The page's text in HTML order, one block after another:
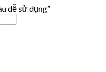
dễ sử dụng”